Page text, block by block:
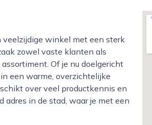
zowel vaste klanten als
Of je nu doelgericht
een warme, overzichtelijke
over veel productkennis en
adres in de stad, waar je met een